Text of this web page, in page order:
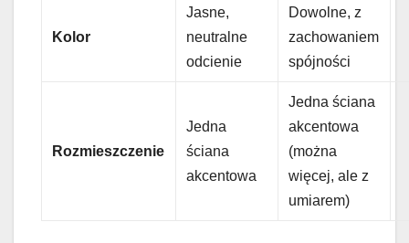
Kolor
Jasne,
neutralne
odcienie
Dowolne, z
zachowaniem
spójności
Rozmieszczenie
Jedna
ściana
akcentowa
Jedna ściana
akcentowa
(można
więcej, ale z
umiarem)